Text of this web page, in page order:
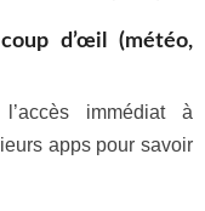
d’œil (météo,
immédiat à
apps pour savoir